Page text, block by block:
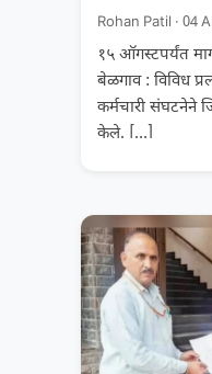
Rohan Patil · 04
१५ ऑगस्टपर्यंत
बेळगाव : विविध
कर्मचारी संघटनेने
केले. […]